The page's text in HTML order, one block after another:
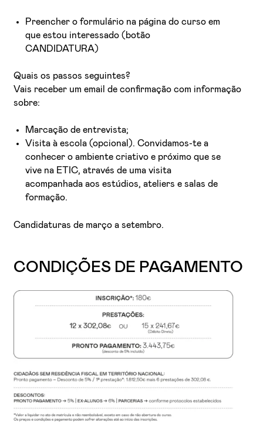
Preencher o formulário na página do curso em
que estou interessado (botão
CANDIDATURA)
Quais os passos seguintes?
Vais receber um email de confirmação com informação
sobre:
Marcação de entrevista;
Visita à escola (opcional). Convidamos-te a
conhecer o ambiente criativo e próximo que se
vive na ETIC, através de uma visita
acompanhada aos estúdios, ateliers e salas de
formação.
Candidaturas de março a setembro.
CONDIÇÕES DE PAGAMENTO